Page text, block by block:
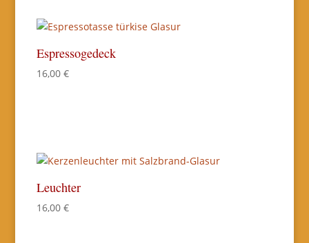
Espressogedeck
16,00 €
Leuchter
16,00 €